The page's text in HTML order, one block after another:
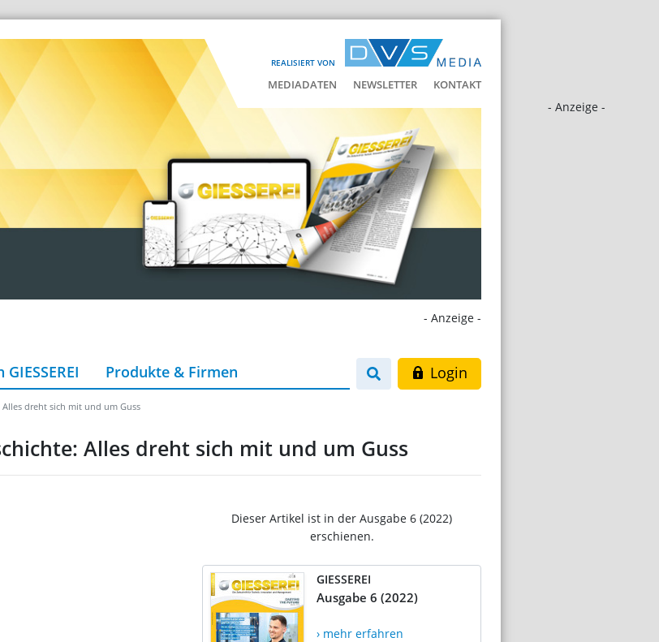
REALISIERT VON
MEDIADATEN NEWSLETTER KONTAKT
- Anzeige -
- Anzeige -
Produkte & Firmen Login
Alles dreht sich mit und um Guss
Alles dreht sich mit und um Guss
Dieser Artikel ist in der Ausgabe 6 (2022)
erschienen.
GIESSEREI
Ausgabe 6 (2022)
› mehr erfahren